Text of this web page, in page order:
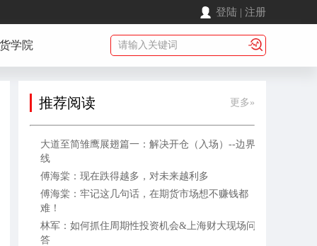
登陆 | 注册
学院
推荐阅读 更多»
大道至简雏鹰展翅篇一：解决开仓（入场）--边界
线
傅海棠：现在跌得越多，对未来越利多
傅海棠：牢记这几句话，在期货市场想不赚钱都
难！
林军：如何抓住周期性投资机会&上海财大现场问
答